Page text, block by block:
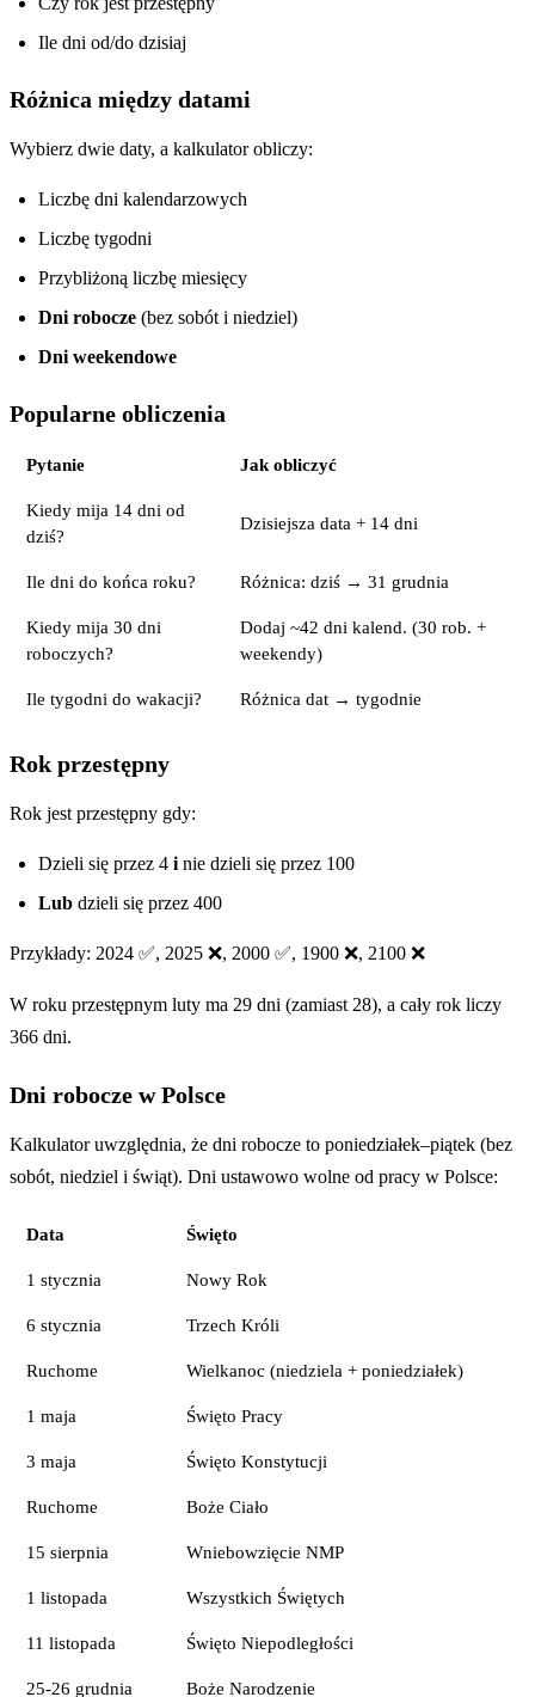
Ile dni od/do dzisiaj
Różnica między datami
Wybierz dwie daty, a kalkulator obliczy:
Liczbę dni kalendarzowych
Liczbę tygodni
Przybliżoną liczbę miesięcy
Dni robocze (bez sobót i niedziel)
Dni weekendowe
Popularne obliczenia
Pytanie Jak obliczyć
Kiedy mija 14 dni od
dziś?
Dzisiejsza data + 14 dni
Ile dni do końca roku? Różnica: dziś → 31 grudnia
Kiedy mija 30 dni
roboczych?
Dodaj ~42 dni kalend. (30 rob. +
weekendy)
Ile tygodni do wakacji? Różnica dat → tygodnie
Rok przestępny
Rok jest przestępny gdy:
Dzieli się przez 4 i nie dzieli się przez 100
Lub dzieli się przez 400
Przykłady: 2024 ✅, 2025 ❌, 2000 ✅, 1900 ❌, 2100 ❌
W roku przestępnym luty ma 29 dni (zamiast 28), a cały rok liczy
366 dni.
Dni robocze w Polsce
Kalkulator uwzględnia, że dni robocze to poniedziałek–piątek (bez
sobót, niedziel i świąt). Dni ustawowo wolne od pracy w Polsce:
Data Święto
1 stycznia Nowy Rok
6 stycznia Trzech Króli
Ruchome Wielkanoc (niedziela + poniedziałek)
1 maja Święto Pracy
3 maja Święto Konstytucji
Ruchome Boże Ciało
15 sierpnia Wniebowzięcie NMP
1 listopada Wszystkich Świętych
11 listopada Święto Niepodległości
25-26 grudnia Boże Narodzenie